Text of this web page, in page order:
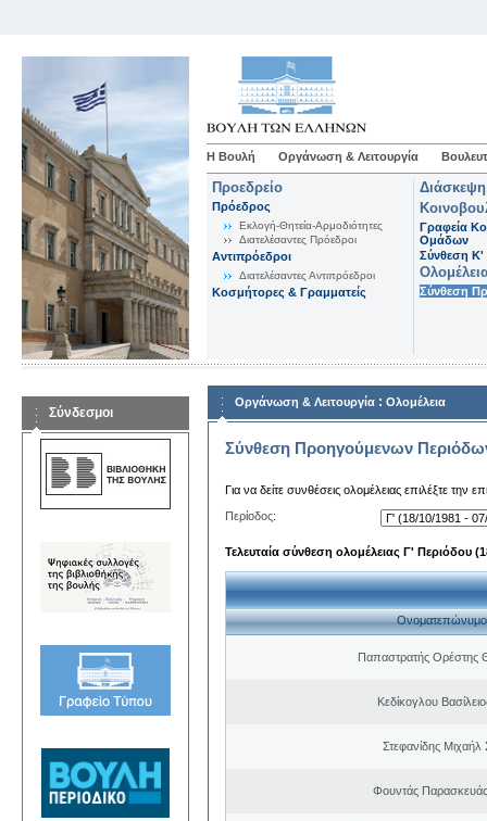
Η Βουλή Οργάνωση & Λειτουργία
Προεδρείο
Πρόεδρος
Εκλογή-Θητεία-Αρμοδιότητες
Διατελέσαντες Πρόεδροι
Αντιπρόεδροι
Διατελέσαντες Αντιπρόεδροι
Κοσμήτορες & Γραμματείς
Γραφεία
Ομάδων
Σύνθεση K'
Σύνθεση
Σύνδεσμοι
Οργάνωση & Λειτουργία : Ολομέλεια
Σύνθεση Προηγούμενων
Για να δείτε συνθέσεις ολομέλειας επιλέξτε την
Περίοδος:
Τελευταία σύνθεση ολομέλειας Γ' Περιόδου
Ονοματεπώνυμο
Παπαστρατής Ορέστης
Κεδίκογλου
Στεφανίδης
Φουντάς